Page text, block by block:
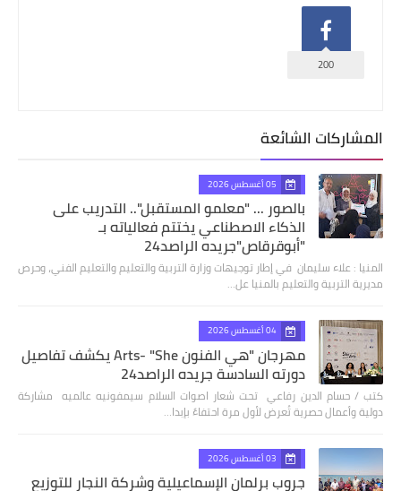
200
المشاركات الشائعة
05 أغسطس 2026
بالصور ... "معلمو المستقبل".. التدريب على
الذكاء الاصطناعي يختتم فعالياته بـ
"أبوقرقاص"جريده الراصد24
المنيا : علاء سليمان في إطار توجيهات وزارة التربية والتعليم والتعليم الفني، وحرص
مديرية التربية والتعليم بالمنيا عل…
04 أغسطس 2026
مهرجان "هي الفنون Arts- "She يكشف تفاصيل
دورته السادسة جريده الراصد24
كتب / حسام الدين رفاعي تحت شعار اصوات السلام سيمفونيه عالميه مشاركة
دولية وأعمال حصرية تُعرض لأول مرة احتفاءً بإبدا…
03 أغسطس 2026
جروب برلمان الإسماعيلية وشركة النجار للتوزيع